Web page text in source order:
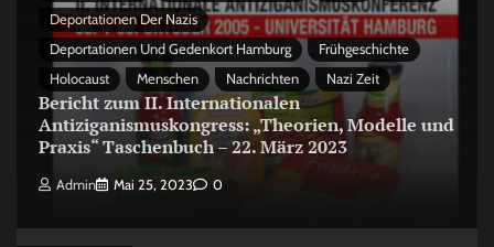
Deportationen Der Nazis
Deportationen Und Gedenkort Hamburg
Frühgeschichte
Holocaust
Menschen Nachrichten Nazi Zeit
Bericht zum II. Internationalen
Antiziganismuskongress: „Theorien, Modelle und
Praxis“ Taschenbuch – 22. März 2023
Admin Mai 25, 2023 0